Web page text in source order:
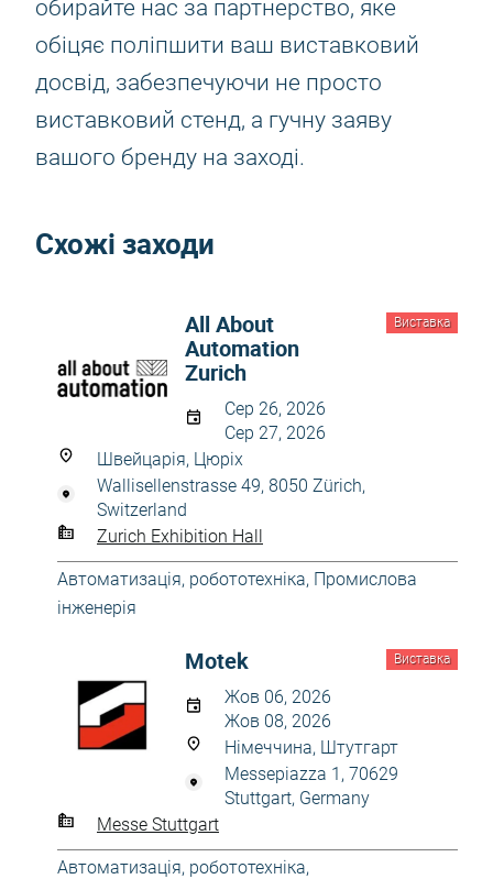
обирайте нас за партнерство, яке
обіцяє поліпшити ваш виставковий
досвід, забезпечуючи не просто
виставковий стенд, а гучну заяву
вашого бренду на заході.
Схожі заходи
Виставка
All About
Automation
Zurich
Сер 26, 2026
Сер 27, 2026
Швейцарія, Цюріх
Wallisellenstrasse 49, 8050 Zürich,
Switzerland
Zurich Exhibition Hall
Автоматизація, робототехніка, Промислова
інженерія
Виставка
Motek
Жов 06, 2026
Жов 08, 2026
Німеччина, Штутгарт
Messepiazza 1, 70629
Stuttgart, Germany
Messe Stuttgart
Автоматизація, робототехніка,